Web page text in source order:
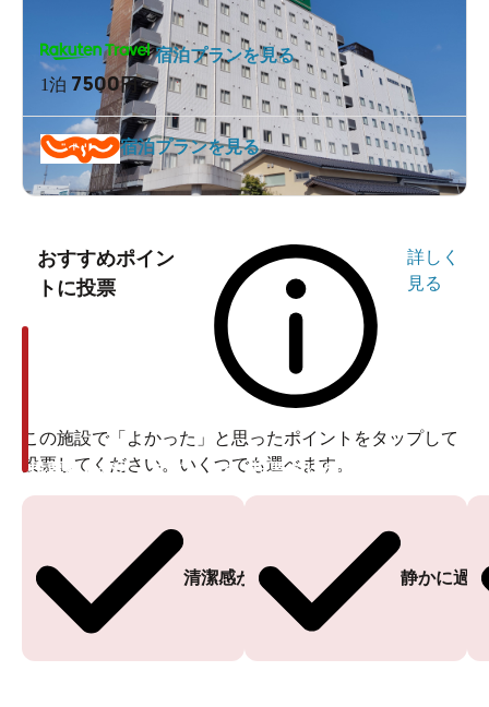
1泊 7500円～
宿泊プランを見る
宿泊プランを見る
おすすめポイン
トに投票
詳しく
見る
この施設で「よかった」と思ったポイントをタップして
投票してください。いくつでも選べます。
清潔感がある
投票ありがとうございます
静かに過
投票ありがとうございます